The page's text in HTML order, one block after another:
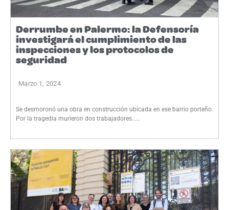
Derrumbe en Palermo: la Defensoría
investigará el cumplimiento de las
inspecciones y los protocolos de
seguridad
Marzo 1, 2024
Se desmoronó una obra en construcción ubicada en ese barrio porteño.
Por la tragedia murieron dos trabajadores.....